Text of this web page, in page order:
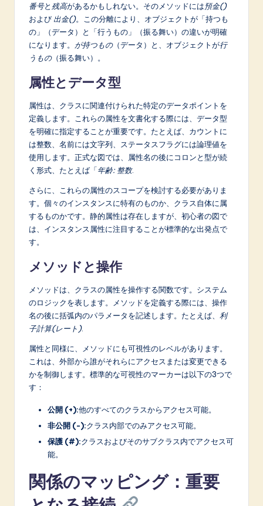
番号と 残高があるかもしれない。そのメソッドには預金()
および 出金()。この分離により、オブジェクトが「持つも
の」（データ）と「行うもの」（振る舞い）の違いが明確
になります。
が持つもの（データ）と、オブジェクトが行
うもの（振る舞い）。
属性とデータ型
属性は、クラスに関連付けられた特定のデータポイントを
定義します。これらの属性を文書化する際には、データ型
を明確に指定することが重要です。たとえば、カウントに
は整数、名前には文字列、ステータスフラグには論理値を
使用します。正式な図では、属性名の後にコロンと型が続
く形式、たとえば「年齢: 整数.
さらに、これらの属性のスコープを検討する必要がありま
す。個々のインスタンスに特有のものか、クラス自体に属
するものかです。静的属性は存在しますが、初心者の図で
は、インスタンス属性に注目することが標準的な出発点で
す。
メソッドと操作
メソッドは、クラスの属性を操作する関数です。システム
のロジックを表します。メソッドを定義する際には、操作
名の後に括弧内のパラメータを記述します。たとえば、 利
子計算(レート).
属性と同様に、メソッドにも可視性のレベルがあります。
これは、外部から誰がそれらにアクセスまたは変更できる
かを制御します。標準的な可視性のマーカーは以下の3つで
す：
公開 (+):他のすべてのクラスからアクセス可能。
非公開 (-):クラス内部でのみアクセス可能。
保護 (#):クラスおよびそのサブクラス内でアクセス可
能。
関係のマッピング：重要